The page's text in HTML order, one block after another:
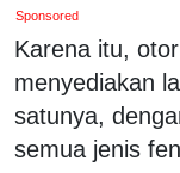
Sponsored
Karena itu,
menyediakan
satunya,
semua jenis